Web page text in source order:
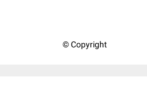
© Copyright